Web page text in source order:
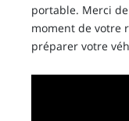
portable. Merci
moment de votre
préparer votre